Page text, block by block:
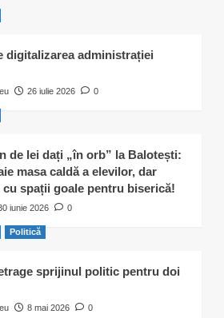
digitalizarea administrației
26 iulie 2026 0
de lei dați „în orb” la Balotești:
masa caldă a elevilor, dar
spații goale pentru biserică!
iunie 2026 0
Politică
sprijinul politic pentru doi
8 mai 2026 0